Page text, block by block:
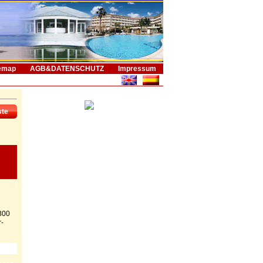
AGB&DATENSCHUTZ Impressum